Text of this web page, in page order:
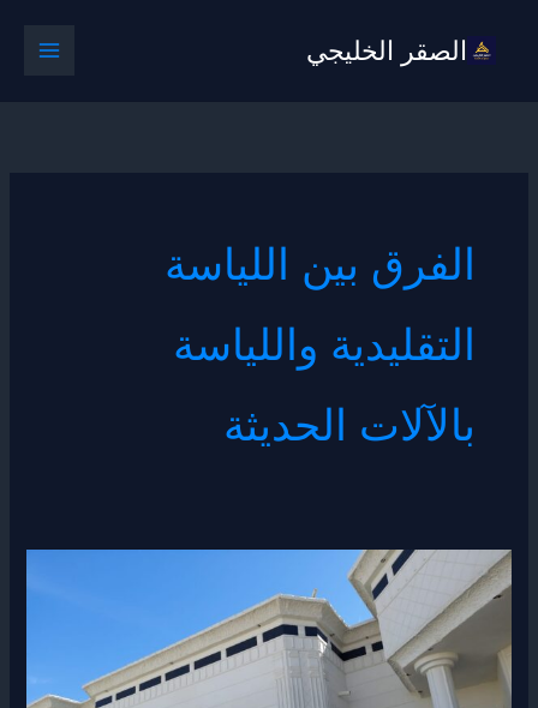
الصقر الخليجي
الفرق بين اللياسة
التقليدية واللياسة
بالآلات الحديثة
اللياسة
الملونة